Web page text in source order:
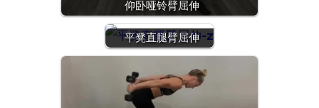
仰卧哑铃臂屈伸
平凳直腿臂屈伸